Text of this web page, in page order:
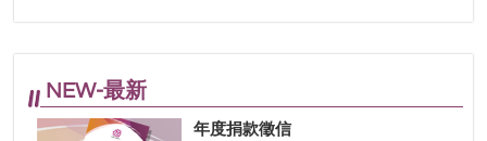
NEW-最新
年度捐款徵信